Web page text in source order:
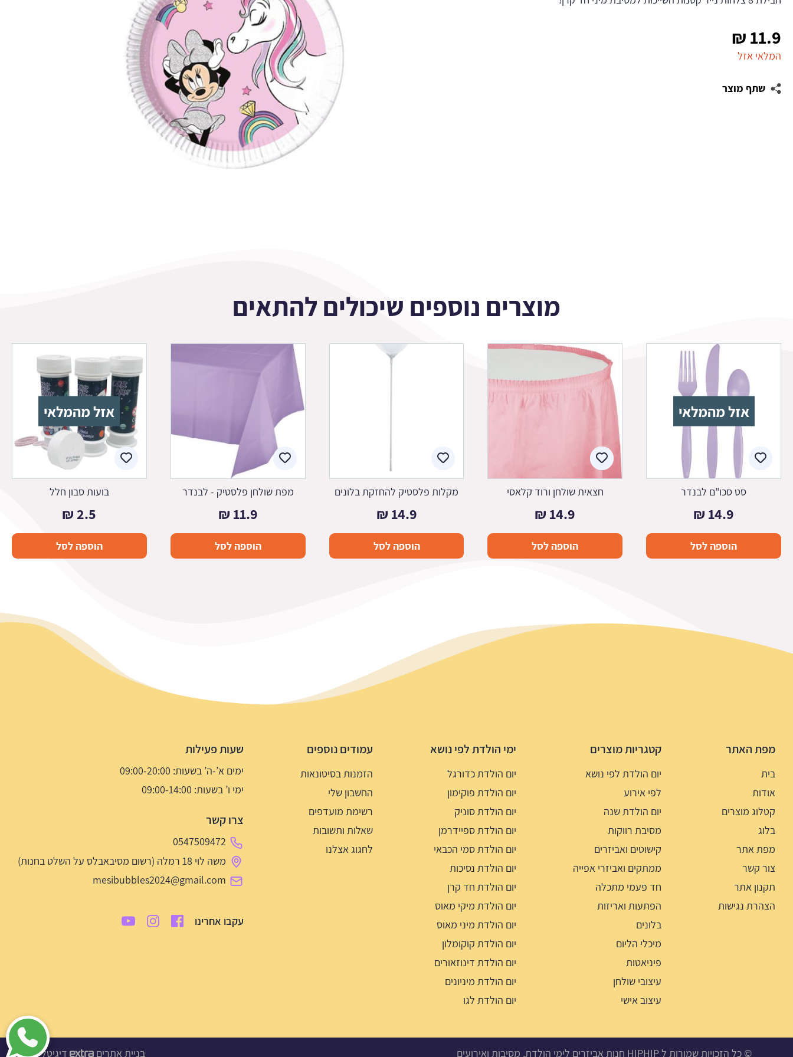
11.9
₪
המלאי אזל
שתף מוצר
מוצרים נוספים שיכולים להתאים
אזל מהמלאי
סט סכו"ם לבנדר
14.9
₪
הוספה לסל
חצאית שולחן ורוד קלאסי
14.9
₪
הוספה לסל
מקלות פלסטיק להחזקת בלונים
14.9
₪
הוספה לסל
מפת שולחן פלסטיק - לבנדר
11.9
₪
הוספה לסל
אזל מהמלאי
בועות סבון חלל
2.5
₪
הוספה לסל
מפת האתר
בית
אודות
קטלוג מוצרים
בלוג
מפת אתר
צור קשר
תקנון אתר
הצהרת נגישות
קטגריות מוצרים
יום הולדת לפי נושא
לפי אירוע
יום הולדת שנה
מסיבת רווקות
קישוטים ואביזרים
ממתקים ואביזרי אפייה
חד פעמי מתכלה
הפתעות ואריזות
בלונים
מיכלי הליום
פיניאטות
עיצובי שולחן
עיצוב אישי
ימי הולדת לפי נושא
יום הולדת כדורגל
יום הולדת פוקימון
יום הולדת סוניק
יום הולדת ספיידרמן
יום הולדת סמי הכבאי
יום הולדת נסיכות
יום הולדת חד קרן
יום הולדת מיקי מאוס
יום הולדת מיני מאוס
יום הולדת קוקומלון
יום הולדת דינוזאורים
יום הולדת מיניונים
יום הולדת לגו
עמודים נוספים
הזמנות בסיטונאות
החשבון שלי
רשימת מועדפים
שאלות ותשובות
לחגוג אצלנו
שעות פעילות
ימים א’-ה’ בשעות: 09:00-20:00
ימי ו’ בשעות: 09:00-14:00
צרו קשר
0547509472
משה לוי 18 רמלה (רשום מסיבאבלס על השלט בחנות)
mesibubbles2024@gmail.com
עקבו אחרינו
© כל הזכויות שמורות ל HIPHIP חנות אביזרים לימי הולדת, מסיבות ואירועים בניית אתרים דיגיטל